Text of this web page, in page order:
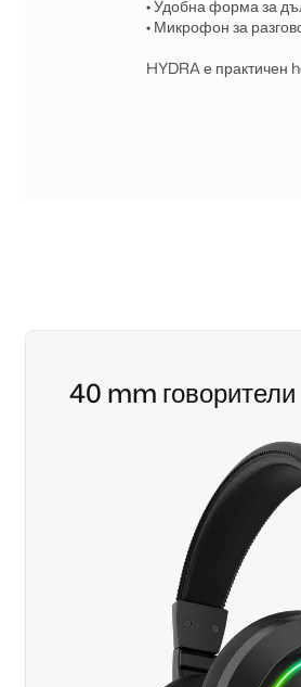
• Удобна форма за
• Микрофон за
HYDRA е практичен
40 mm говорители